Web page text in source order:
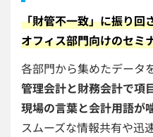
「財管不一致」に振り回
オフィス部門向けのセミ
各部門から集めたデータ
管理会計と財務会計で項
現場の言葉と会計用語が
スムーズな情報共有や迅